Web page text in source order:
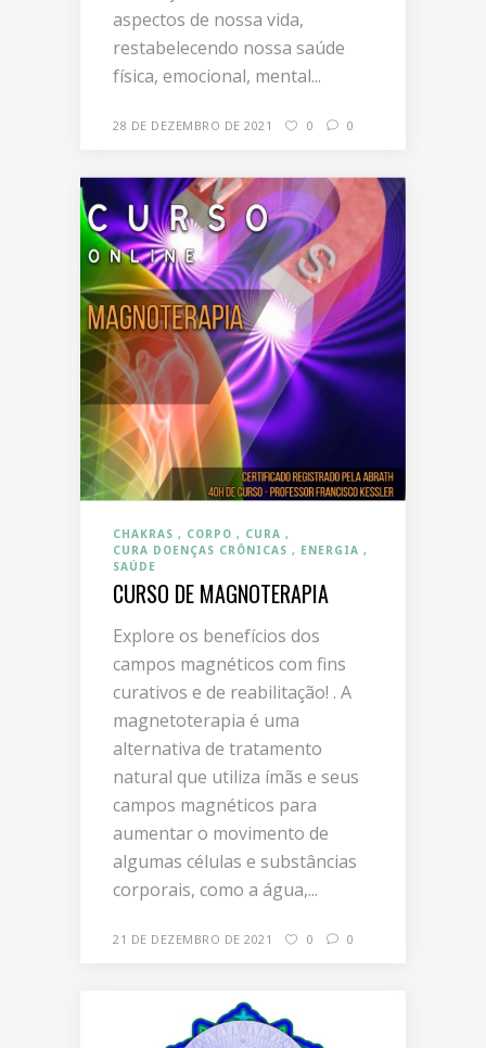
aspectos de nossa vida,
restabelecendo nossa saúde
física, emocional, mental...
28 DE DEZEMBRO DE 2021 0 0
CHAKRAS CORPO
CURA
CURA DOENÇAS CRÔNICAS
ENERGIA
SAÚDE
CURSO DE MAGNOTERAPIA
Explore os benefícios dos
campos magnéticos com fins
curativos e de reabilitação! . A
magnetoterapia é uma
alternativa de tratamento
natural que utiliza ímãs e seus
campos magnéticos para
aumentar o movimento de
algumas células e substâncias
corporais, como a água,...
21 DE DEZEMBRO DE 2021 0 0